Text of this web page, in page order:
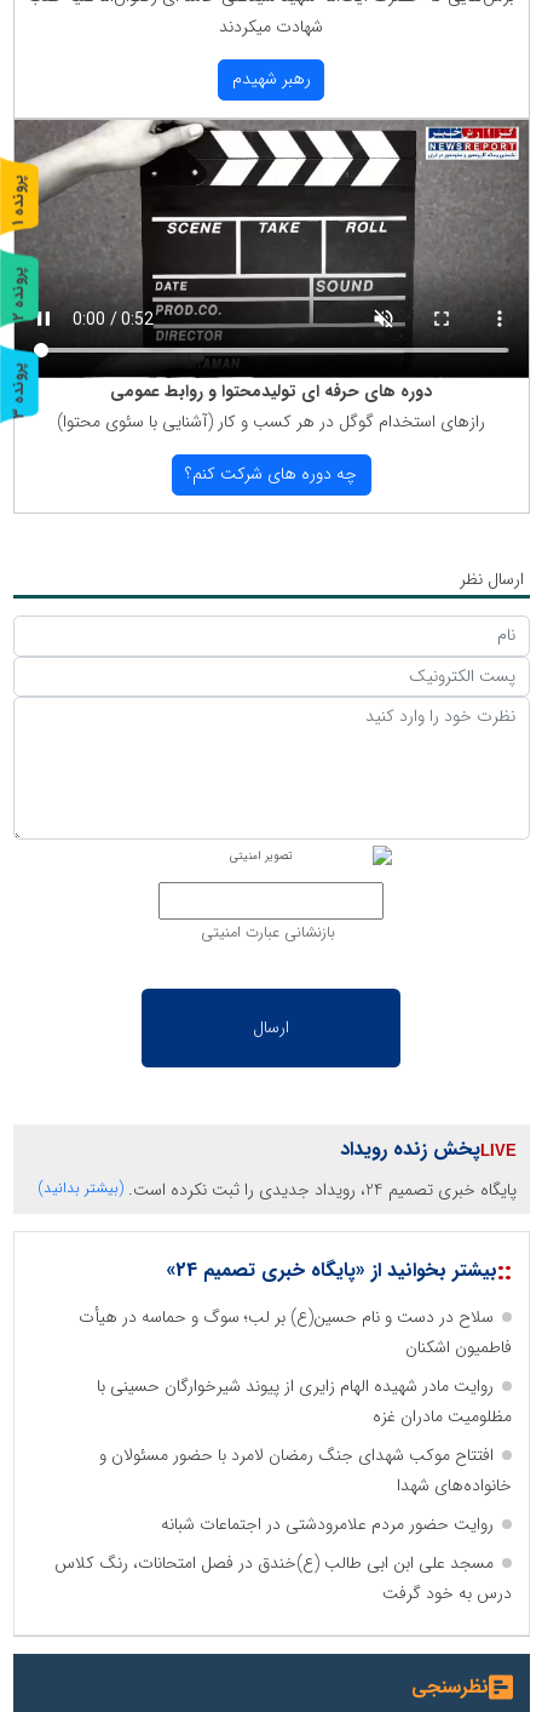
شهادت میكردند
رهبر شهیدم
دوره های حرفه ای تولیدمحتوا و روابط عمومی
رازهای استخدام گوگل در هر كسب و كار (آشنایی با سئوی محتوا)
چه دوره های شركت كنم؟
ارسال نظر
بازنشانی عبارت امنیتی
پخش زنده رویداد
پایگاه خبری تصمیم 24، رویداد جدیدی را ثبت نکرده است. (بیشتر بدانید)
::بیشتر بخوانید از «پایگاه خبری تصمیم 24»
سلاح در دست و نام حسین(ع) بر لب؛ سوگ و حماسه در هیأت
فاطمیون اشکنان
روایت مادر شهیده الهام زایری از پیوند شیرخوارگان حسینی با
مظلومیت مادران غزه
افتتاح موکب شهدای جنگ رمضان لامرد با حضور مسئولان و
خانواده‌های شهدا
روایت حضور مردم علامرودشتی در اجتماعات شبانه
مسجد علی ابن ابی طالب (ع)خندق در فصل امتحانات، رنگ کلاس
درس به خود گرفت
نظرسنجی
پ
ر
و
ن
د
ه
1
پ
ر
و
ن
د
ه
2
پ
ر
و
ن
د
ه
3